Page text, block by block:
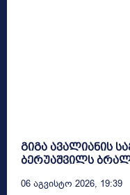
გიგა ავალიანის
ბერუაშვილს
06 Აგვისტო 2026, 19:39